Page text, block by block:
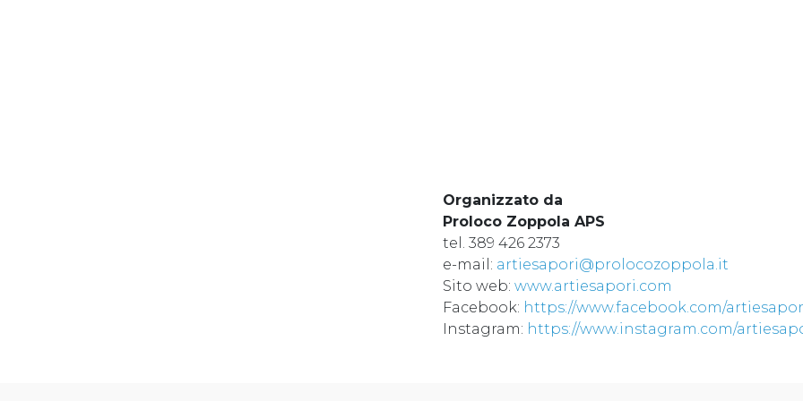
Organizzato da
Proloco Zoppola APS
tel. 389 426 2373
e-mail: artiesapori@prolocozoppola.it
Sito web: www.artiesapori.com
Facebook: https://www.facebook.com/
Instagram: https://www.instagram.com/